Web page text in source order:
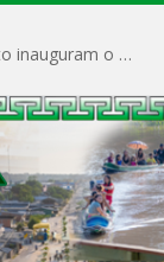
Prefeito Vivaldo Mendes e vice-prefeito Quito inauguram o CAPS e fortalecem a saúde pública em Anajás.